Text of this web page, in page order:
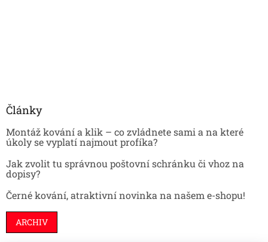
Články
Montáž kování a klik – co zvládnete sami a na které
úkoly se vyplatí najmout profíka?
Jak zvolit tu správnou poštovní schránku či vhoz na
dopisy?
Černé kování, atraktivní novinka na našem e-shopu!
ARCHIV